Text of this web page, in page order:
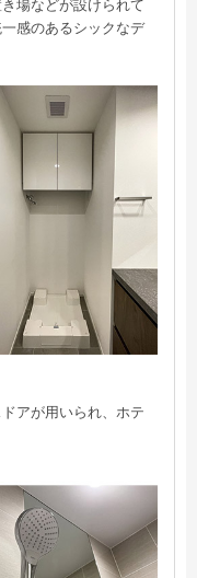
場などが設けられて
感のあるシックなデ
アが用いられ、ホテ